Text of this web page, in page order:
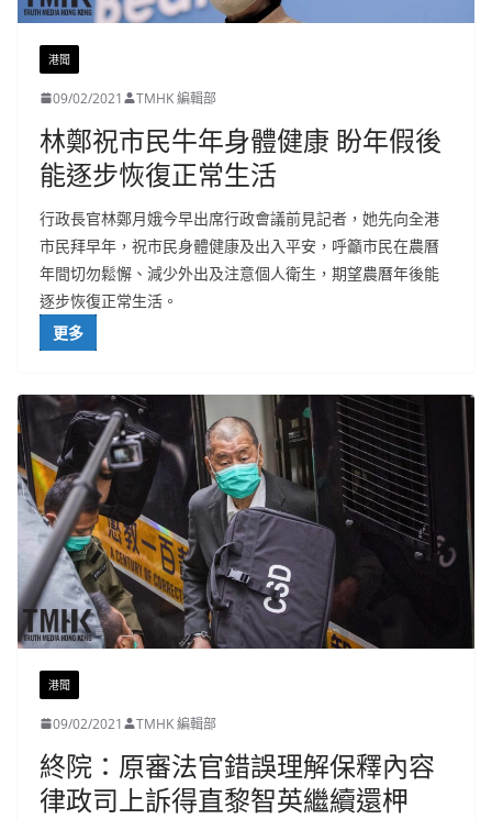
港聞
09/02/2021 TMHK 編輯部
林鄭祝市民牛年身體健康 盼年假後
能逐步恢復正常生活
行政長官林鄭月娥今早出席行政會議前見記者，她先向全港
市民拜早年，祝市民身體健康及出入平安，呼籲市民在農曆
年間切勿鬆懈、減少外出及注意個人衛生，期望農曆年後能
逐步恢復正常生活。
更多
港聞
09/02/2021 TMHK 編輯部
終院：原審法官錯誤理解保釋內容
律政司上訴得直黎智英繼續還柙